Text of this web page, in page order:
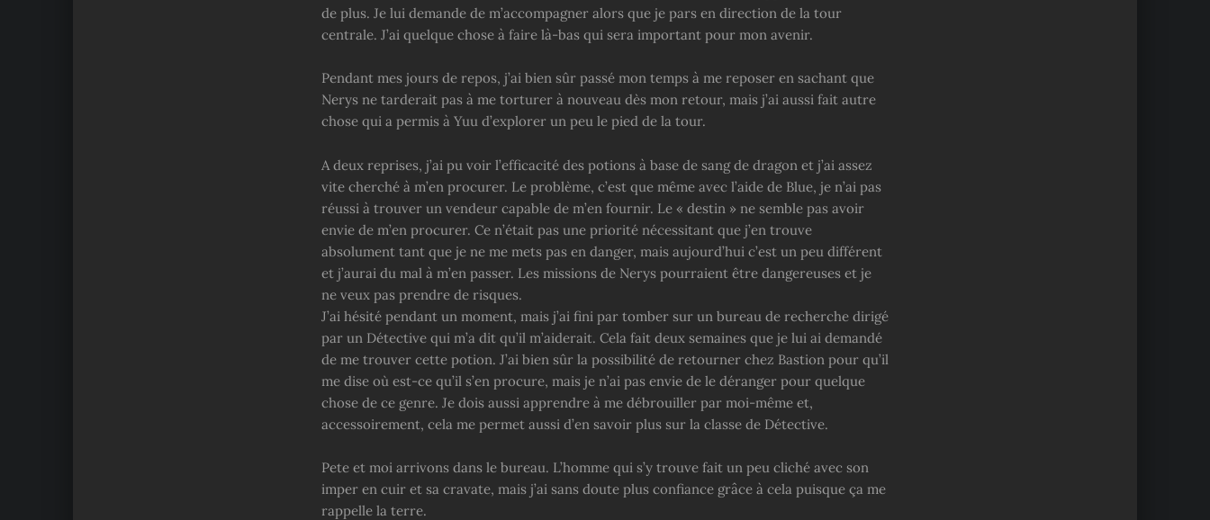
de plus. Je lui demande de m’accompagner alors que je pars en direction de la tour
centrale. J’ai quelque chose à faire là-bas qui sera important pour mon avenir.
Pendant mes jours de repos, j’ai bien sûr passé mon temps à me reposer en sachant que
Nerys ne tarderait pas à me torturer à nouveau dès mon retour, mais j’ai aussi fait autre
chose qui a permis à Yuu d’explorer un peu le pied de la tour.
A deux reprises, j’ai pu voir l’efficacité des potions à base de sang de dragon et j’ai assez
vite cherché à m’en procurer. Le problème, c’est que même avec l’aide de Blue, je n’ai pas
réussi à trouver un vendeur capable de m’en fournir. Le « destin » ne semble pas avoir
envie de m’en procurer. Ce n’était pas une priorité nécessitant que j’en trouve
absolument tant que je ne me mets pas en danger, mais aujourd’hui c’est un peu différent
et j’aurai du mal à m’en passer. Les missions de Nerys pourraient être dangereuses et je
ne veux pas prendre de risques.
J’ai hésité pendant un moment, mais j’ai fini par tomber sur un bureau de recherche dirigé
par un Détective qui m’a dit qu’il m’aiderait. Cela fait deux semaines que je lui ai demandé
de me trouver cette potion. J’ai bien sûr la possibilité de retourner chez Bastion pour qu’il
me dise où est-ce qu’il s’en procure, mais je n’ai pas envie de le déranger pour quelque
chose de ce genre. Je dois aussi apprendre à me débrouiller par moi-même et,
accessoirement, cela me permet aussi d’en savoir plus sur la classe de Détective.
Pete et moi arrivons dans le bureau. L’homme qui s’y trouve fait un peu cliché avec son
imper en cuir et sa cravate, mais j’ai sans doute plus confiance grâce à cela puisque ça me
rappelle la terre.